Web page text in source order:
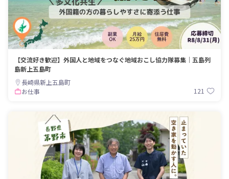
【交流好き歓迎】外国人と地域をつなぐ地域おこし協力隊募集｜五島列
島新上五島町
長崎県新上五島町
お仕事
121